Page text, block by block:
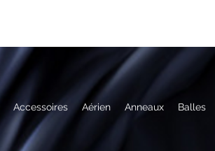
Accessoires Aérien Anneaux Balles